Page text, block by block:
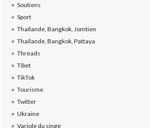
Soutiens
Sport
Thaïlande, Bangkok, Jomtien
Thaïlande, Bangkok, Pattaya
Threads
Tibet
TikTok
Tourisme
Twitter
Ukraine
Variole du singe